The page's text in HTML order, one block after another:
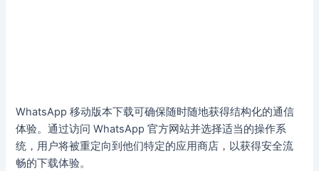
WhatsApp 移动版本下载可确保随时随地获得结构化的通信
体验。通过访问 WhatsApp 官方网站并选择适当的操作系
统，用户将被重定向到他们特定的应用商店，以获得安全流
畅的下载体验。